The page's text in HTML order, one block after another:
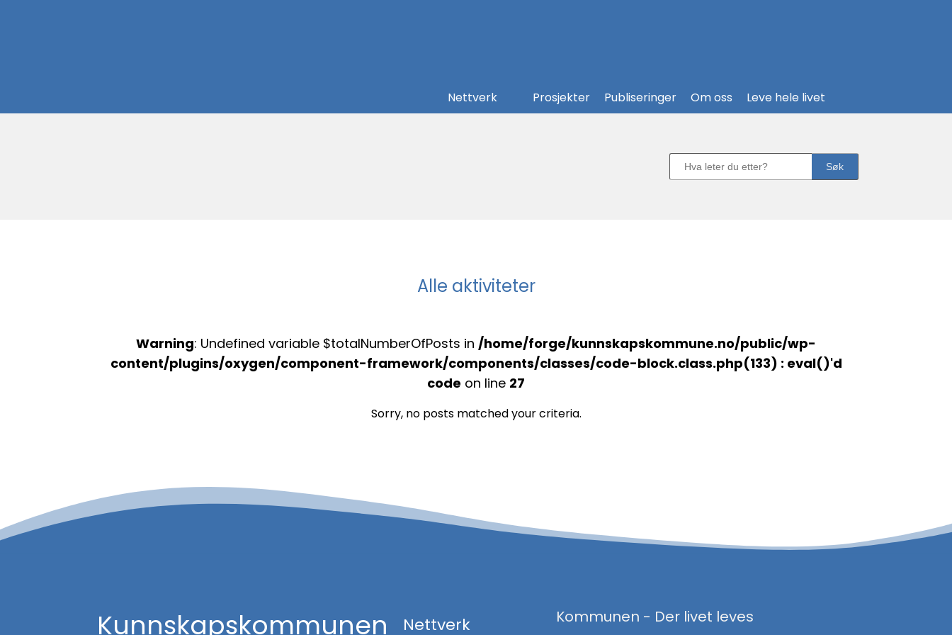
Nettverk Prosjekter Publiseringer Om oss Leve hele livet
Søk
etter
Søk
Alle aktiviteter
Warning: Undefined variable $totalNumberOfPosts in /home/forge/kunnskapskommune.no/public/wp-
content/plugins/oxygen/component-framework/components/classes/code-block.class.php(133) : eval()'d
code on line 27
Sorry, no posts matched your criteria.
Kunnskapskommunen Nettverk Kommunen - Der livet leves